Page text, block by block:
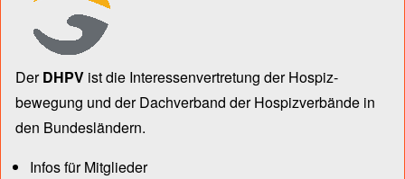
DerDHPV ist die Inter­essen­ver­tre­tung der Hospiz­
bewegung und der Dach­verband der Hospiz­verbände in
den Bun­des­län­dern.
Infos für Mitglieder